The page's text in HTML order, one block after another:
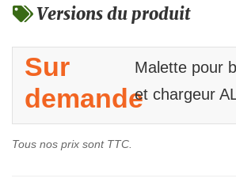
Versions du produit
Sur
demande
Malette pour
et chargeur
Tous nos prix sont TTC.